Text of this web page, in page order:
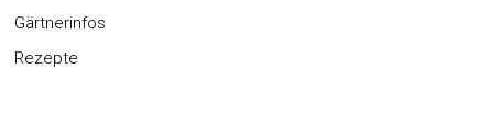
Gärtnerinfos
Rezepte